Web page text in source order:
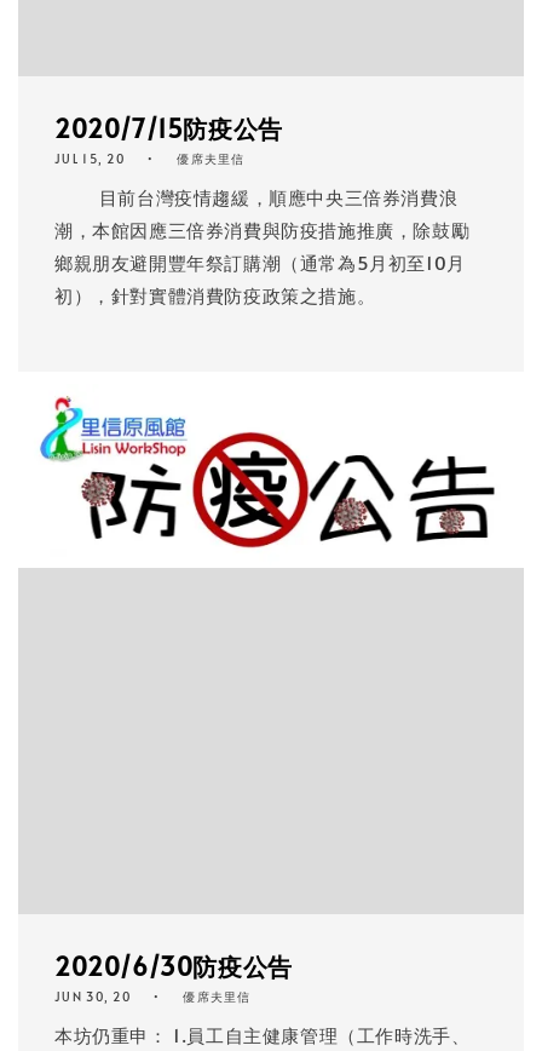
2020/7/15防疫公告
JUL 15, 20 優席夫里信
目前台灣疫情趨緩，順應中央三倍券消費浪
潮，本館因應三倍券消費與防疫措施推廣，除鼓勵
鄉親朋友避開豐年祭訂購潮（通常為5月初至10月
初），針對實體消費防疫政策之措施。
2020/6/30防疫公告
JUN 30, 20 優席夫里信
本坊仍重申： 1.員工自主健康管理（工作時洗手、